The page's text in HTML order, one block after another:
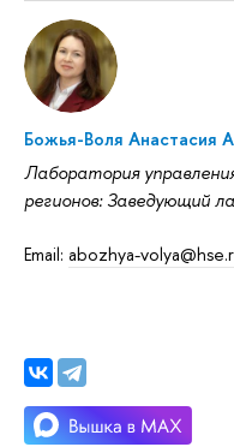
Божья-Воля Анастасия
Лаборатория
регионов: Заведующий
Еmail: abozhya-